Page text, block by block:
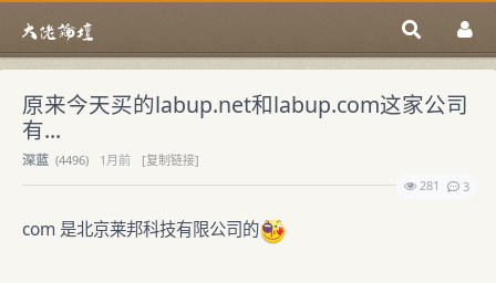
原来今天买的labup.net和labup.com这家公司
有...
深蓝 (4496) 1月前
[复制链接]
281
3
com 是北京莱邦科技有限公司的